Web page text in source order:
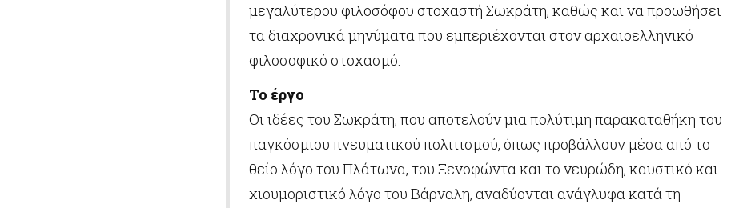
μεγαλύτερου φιλοσόφου στοχαστή Σωκράτη, καθώς και να προωθήσει
τα διαχρονικά μηνύματα που εμπεριέχονται στον αρχαιοελληνικό
φιλοσοφικό στοχασμό.
Το έργο
Οι ιδέες του Σωκράτη, που αποτελούν μια πολύτιμη παρακαταθήκη του
παγκόσμιου πνευματικού πολιτισμού, όπως προβάλλουν μέσα από το
θείο λόγο του Πλάτωνα, του Ξενοφώντα και το νευρώδη, καυστικό και
χιουμοριστικό λόγο του Βάρναλη, αναδύονται ανάγλυφα κατά τη